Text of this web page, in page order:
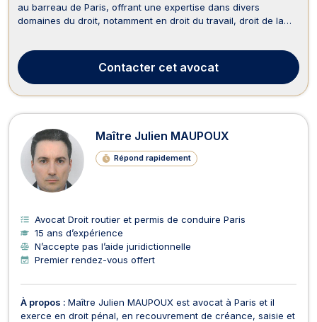
au barreau de Paris, offrant une expertise dans divers
domaines du droit, notamment en droit du travail, droit de la
En droit du travail, Maître SARRA...
Contacter cet avocat
Maître Julien MAUPOUX
Répond rapidement
Avocat Droit routier et permis de conduire Paris
15 ans d’expérience
N’accepte pas l’aide juridictionnelle
Premier rendez-vous offert
À propos : Maître Julien MAUPOUX est avocat à Paris et il
exerce en droit pénal, en recouvrement de créance, saisie et